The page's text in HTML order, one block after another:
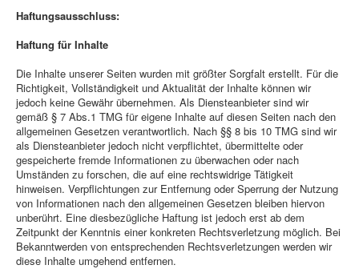
Haftungsausschluss:
Haftung für Inhalte
Die Inhalte unserer Seiten wurden mit größter Sorgfalt erstellt. Für die
Richtigkeit, Vollständigkeit und Aktualität der Inhalte können wir
jedoch keine Gewähr übernehmen. Als Diensteanbieter sind wir
gemäß § 7 Abs.1 TMG für eigene Inhalte auf diesen Seiten nach den
allgemeinen Gesetzen verantwortlich. Nach §§ 8 bis 10 TMG sind wir
als Diensteanbieter jedoch nicht verpflichtet, übermittelte oder
gespeicherte fremde Informationen zu überwachen oder nach
Umständen zu forschen, die auf eine rechtswidrige Tätigkeit
hinweisen. Verpflichtungen zur Entfernung oder Sperrung der Nutzung
von Informationen nach den allgemeinen Gesetzen bleiben hiervon
unberührt. Eine diesbezügliche Haftung ist jedoch erst ab dem
Zeitpunkt der Kenntnis einer konkreten Rechtsverletzung möglich. Bei
Bekanntwerden von entsprechenden Rechtsverletzungen werden wir
diese Inhalte umgehend entfernen.